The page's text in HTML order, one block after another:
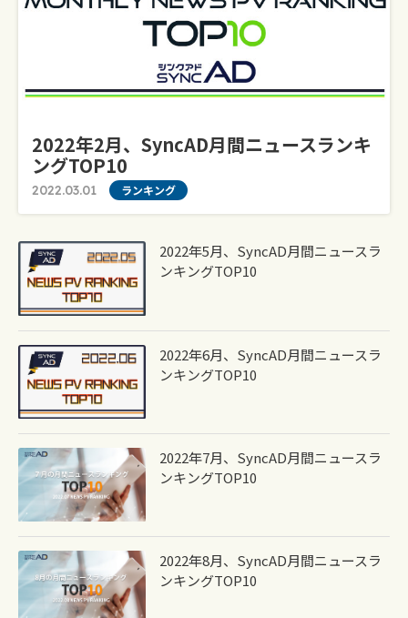
2022年2月、syncAD月間ニュースランキ
ングTOP10
2022.03.01 ランキング
2022年5月、syncAD月間ニュースラ
ンキングTOP10
2022年6月、syncAD月間ニュースラ
ンキングTOP10
2022年7月、syncAD月間ニュースラ
ンキングTOP10
2022年8月、syncAD月間ニュースラ
ンキングTOP10